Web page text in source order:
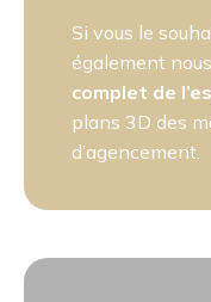
Si vous le
également
complet de
plans 3D des
d’agencement.